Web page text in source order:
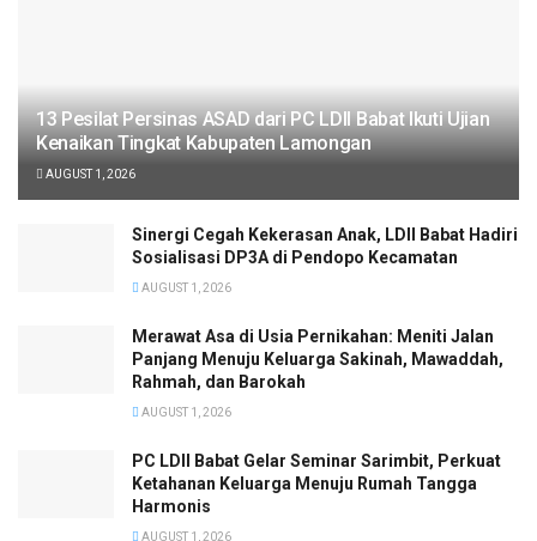
13 Pesilat Persinas ASAD dari PC LDII Babat Ikuti Ujian
Kenaikan Tingkat Kabupaten Lamongan
AUGUST 1, 2026
Sinergi Cegah Kekerasan Anak, LDII Babat Hadiri
Sosialisasi DP3A di Pendopo Kecamatan
AUGUST 1, 2026
Merawat Asa di Usia Pernikahan: Meniti Jalan
Panjang Menuju Keluarga Sakinah, Mawaddah,
Rahmah, dan Barokah
AUGUST 1, 2026
PC LDII Babat Gelar Seminar Sarimbit, Perkuat
Ketahanan Keluarga Menuju Rumah Tangga
Harmonis
AUGUST 1, 2026